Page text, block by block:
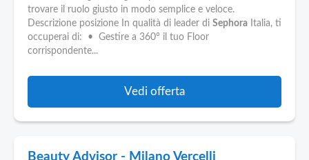
trovare il ruolo giusto in modo semplice e veloce.
Descrizione posizione In qualità di leader di Sephora Italia, ti
occuperai di: • Gestire a 360° il tuo Floor
corrispondente...
Vedi offerta
Beauty Advisor - Milano Vercelli